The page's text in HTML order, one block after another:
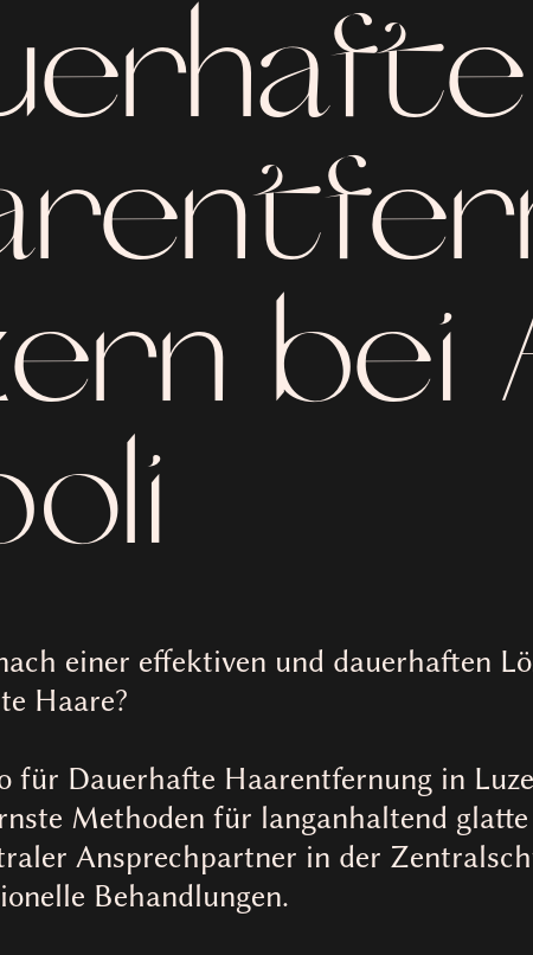
bei
einer effektiven und dauerhaften
Haare?
für Dauerhafte Haarentfernung in
Methoden für langanhaltend
Ansprechpartner in der
Behandlungen.